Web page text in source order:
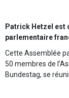
Patrick Hetzel est
parlementaire
Cette Assemblée
50 membres de
Bundestag, se